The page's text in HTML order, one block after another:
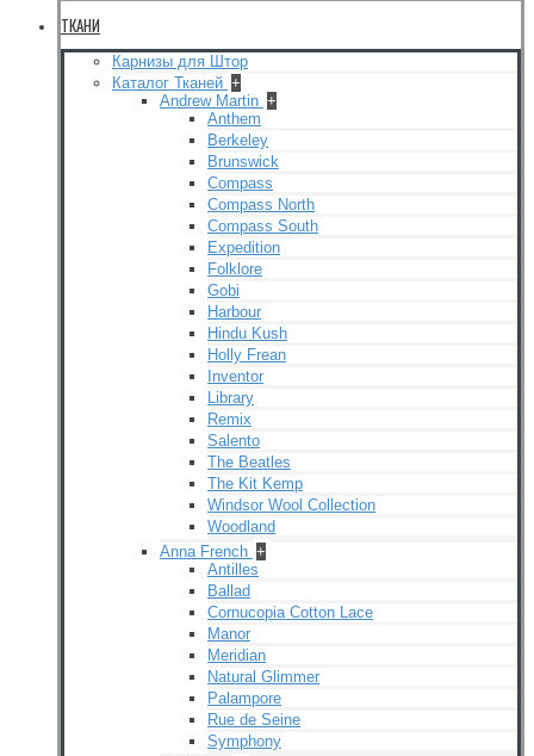
ТКАНИ
Карнизы для Штор
Каталог Тканей +
Andrew Martin +
Anthem
Berkeley
Brunswick
Compass
Compass North
Compass South
Expedition
Folklore
Gobi
Harbour
Hindu Kush
Holly Frean
Inventor
Library
Remix
Salento
The Beatles
The Kit Kemp
Windsor Wool Collection
Woodland
Anna French +
Antilles
Ballad
Cornucopia Cotton Lace
Manor
Meridian
Natural Glimmer
Palampore
Rue de Seine
Symphony